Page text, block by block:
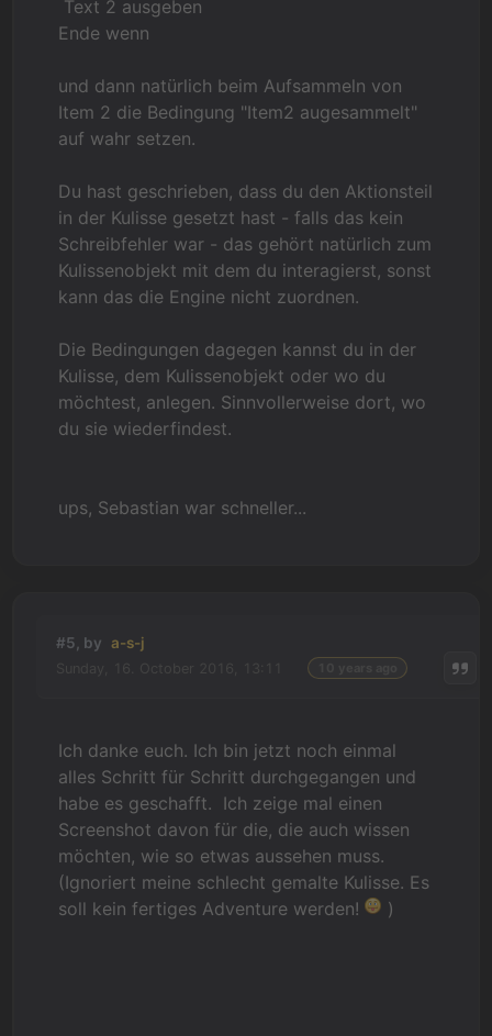
Text 2 ausgeben
Ende wenn
und dann natürlich beim Aufsammeln von
Item 2 die Bedingung "Item2 augesammelt"
auf wahr setzen.
Du hast geschrieben, dass du den Aktionsteil
in der Kulisse gesetzt hast - falls das kein
Schreibfehler war - das gehört natürlich zum
Kulissenobjekt mit dem du interagierst, sonst
kann das die Engine nicht zuordnen.
Die Bedingungen dagegen kannst du in der
Kulisse, dem Kulissenobjekt oder wo du
möchtest, anlegen. Sinnvollerweise dort, wo
du sie wiederfindest.
ups, Sebastian war schneller...
#5, by a-s-j
Ich danke euch. Ich bin jetzt noch einmal
alles Schritt für Schritt durchgegangen und
habe es geschafft. Ich zeige mal einen
Screenshot davon für die, die auch wissen
möchten, wie so etwas aussehen muss.
(Ignoriert meine schlecht gemalte Kulisse. Es
soll kein fertiges Adventure werden!
)